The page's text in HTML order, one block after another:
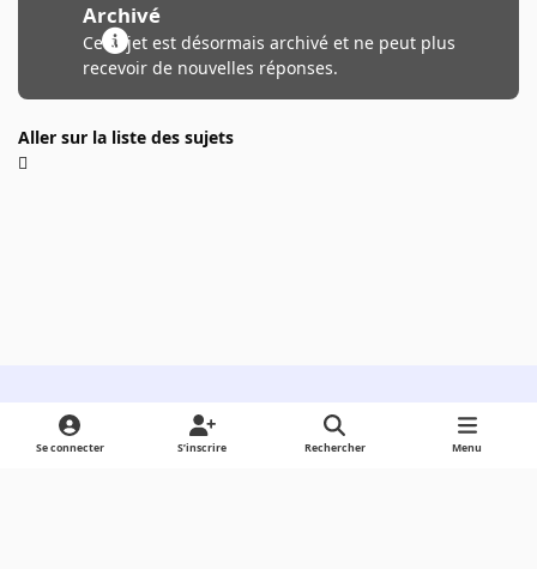
Archivé
Ce sujet est désormais archivé et ne peut plus
recevoir de nouvelles réponses.
Aller sur la liste des sujets
Light ModeDark ModeSystem Preference
Se connecter S’inscrire Rechercher Menu